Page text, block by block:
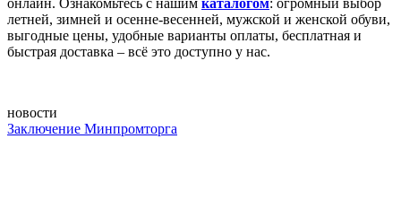
летней, зимней и осенне-весенней, мужской и женской обуви,
выгодные цены, удобные варианты оплаты, бесплатная и
быстрая доставка – всё это доступно у нас.
новости
Заключение Минпромторга